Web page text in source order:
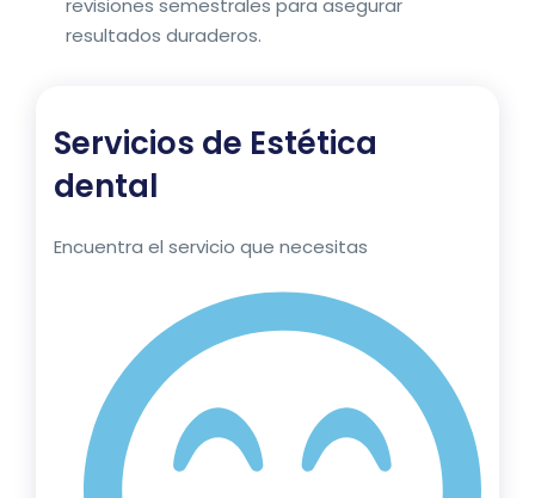
revisiones semestrales para asegurar
resultados duraderos.
Servicios de Estética
dental
Encuentra el servicio que necesitas